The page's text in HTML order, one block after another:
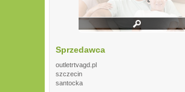
Sprzedawca
outletrtvagd.pl
szczecin
santocka